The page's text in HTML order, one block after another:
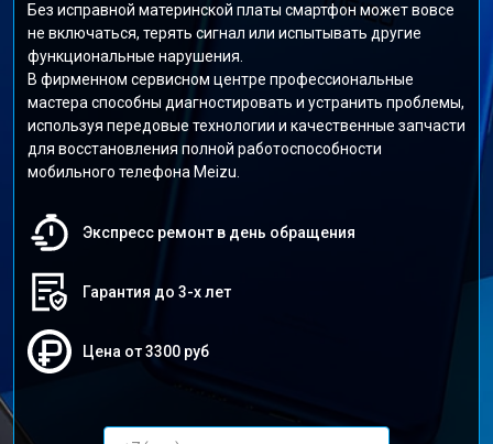
Без исправной материнской платы смартфон может вовсе
не включаться, терять сигнал или испытывать другие
функциональные нарушения.
В фирменном сервисном центре профессиональные
мастера способны диагностировать и устранить проблемы,
используя передовые технологии и качественные запчасти
для восстановления полной работоспособности
мобильного телефона Meizu.
Экспресс ремонт в день обращения
Гарантия до 3-х лет
Цена от 3300 руб